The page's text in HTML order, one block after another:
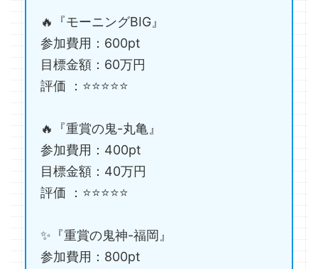
🔥『モーニングBIG』
参加費用：600pt
目標金額：60万円
評価 ：⭐️⭐️⭐️⭐️⭐️
🔥『重賞の鬼-丸亀』
参加費用：400pt
目標金額：40万円
評価 ：⭐️⭐️⭐️⭐️⭐️
✨『重賞の鬼神-福岡』
参加費用：800pt